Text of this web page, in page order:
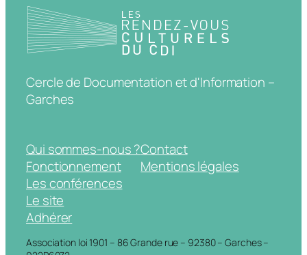
Cercle de Documentation et d'Information –
Garches
Qui sommes-nous ?
Fonctionnement
Les conférences
Le site
Adhérer
Contact
Mentions légales
Association loi 1901 – 86 Grande rue – 92380 – Garches –